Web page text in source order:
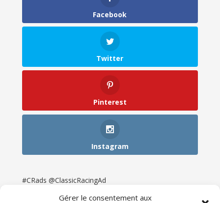
Gérer le consentement aux
Facebook
Twitter
Pinterest
Instagram
#CRads @ClassicRacingAd